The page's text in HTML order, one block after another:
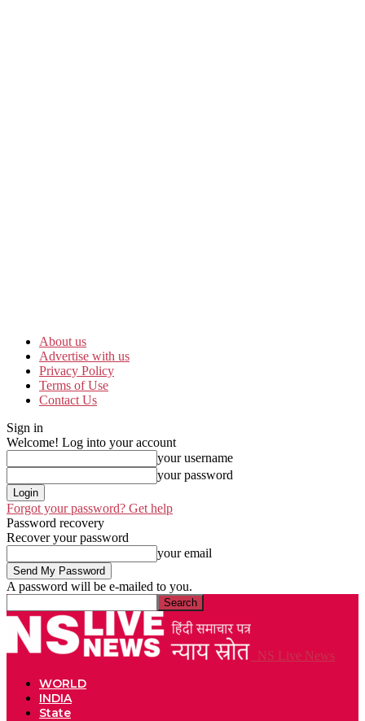
About us
Advertise with us
Privacy Policy
Terms of Use
Contact Us
Sign in
Welcome! Log into your account
your username
your password
Forgot your password? Get help
Password recovery
Recover your password
your email
A password will be e-mailed to you.
NS Live News
WORLD
INDIA
State